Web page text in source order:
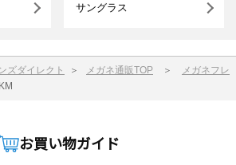
サングラス
ズダイレクト ＞ メガネ通販TOP ＞
メガネフレ
お買い物ガイド